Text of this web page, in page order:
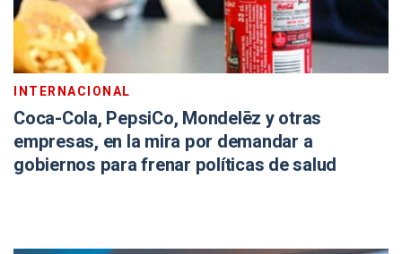
INTERNACIONAL
Coca-Cola, PepsiCo, Mondelēz y otras
empresas, en la mira por demandar a
gobiernos para frenar políticas de salud